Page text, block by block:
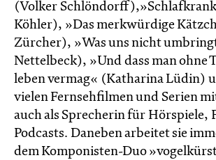
(Volker
Köhler), »Das merkwürdige
Zürcher), »Was uns nicht
Nettelbeck), »Und dass man ohne
leben vermag« (Katharina Lüdin)
vielen Fernsehfilmen und Serien
auch als Sprecherin für Hörspiele,
Podcasts. Daneben arbeitet sie
dem Komponisten-Duo